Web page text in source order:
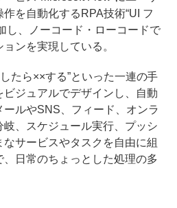
を自動化するRPA技術“UI フ
し、ノーコード・ローコードで
ンを実現している。
たら××する”といった一連の手
ジュアルでデザインし、自動
ルやSNS、フィード、オンラ
、スケジュール実行、プッシ
なサービスやタスクを自由に組
日常のちょっとした処理の多